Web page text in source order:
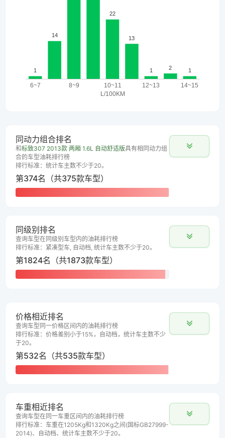
同动力组合排名
和标致307 2013款 两厢 1.6L 自动舒适版具有相同动力组
合的车型油耗排行榜
排行标准：统计车主数不少于20。
第374名（共375款车型）
同级别排名
查询车型在同级别车型内的油耗排行榜
排行标准：紧凑型车, 自动档, 统计车主数不少于20。
第1824名（共1873款车型）
价格相近排名
查询车型同一价格区间内的油耗排行榜
排行标准：价格差别小于15%，自动档，统计车主数不少
于20。
第532名（共535款车型）
车重相近排名
查询车型在同一车重区间内的油耗排行榜
排行标准：车重在1205Kg和1320Kg之间(国标GB27999-
2014)、自动档、统计车主数不少于20。